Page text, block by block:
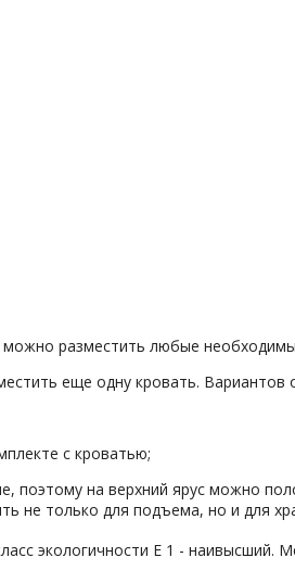
разместить любые
еще одну кровать. Вариантов
с кроватью;
поэтому на верхний ярус можно
не только для подъема, но и для
экологичности Е 1 - наивысший.